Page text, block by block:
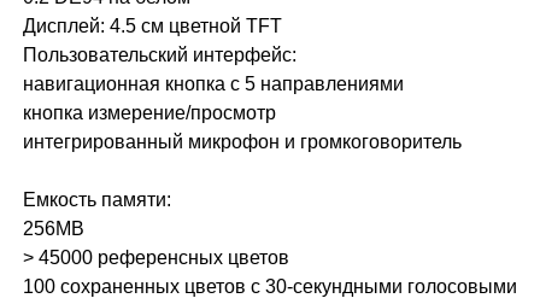
Дисплей: 4.5 см цветной TFT
Пользовательский интерфейс:
навигационная кнопка с 5 направлениями
кнопка измерение/просмотр
интегрированный микрофон и громкоговоритель
Емкость памяти:
256MB
> 45000 референсных цветов
100 сохраненных цветов с 30-секундными голосовыми